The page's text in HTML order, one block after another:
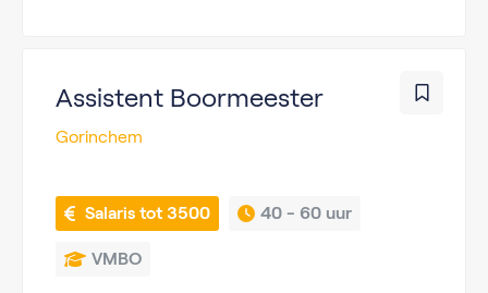
Assistent Boormeester
Gorinchem
Salaris tot 3500 40 - 60 uur
VMBO